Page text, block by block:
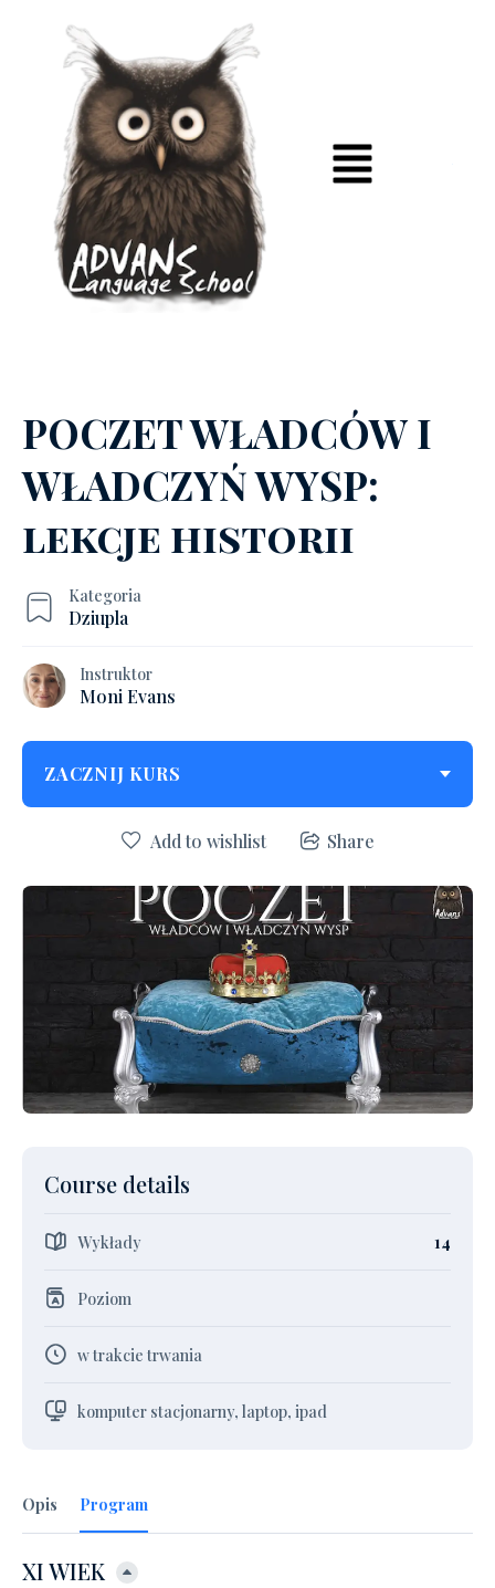
Kategoria
Dziupla
Instruktor
Moni Evans
POCZET WŁADCÓW I
WŁADCZYŃ WYSP:
lekcje historii
Opis Program
XI WIEK
ZACZNIJ KURS
Add to wishlist Share
Course details
Wykłady 14
Poziom
w trakcie trwania
komputer stacjonarny, laptop, ipad